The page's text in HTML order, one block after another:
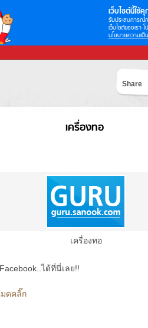
เว็บไซต์นี้ใช้คุ
รับประสบการณ์
เว็บไซต์ของเรา
นโยบายความเป็
Share
เครื่องทอ
เครื่องทอ
ได้ที่นี่เลย!!
มดคลิ๊ก